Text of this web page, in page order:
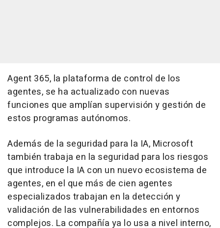
Agent 365, la plataforma de control de los
agentes, se ha actualizado con nuevas
funciones que amplían supervisión y gestión de
estos programas autónomos.
Además de la seguridad para la IA, Microsoft
también trabaja en la seguridad para los riesgos
que introduce la IA con un nuevo ecosistema de
agentes, en el que más de cien agentes
especializados trabajan en la detección y
validación de las vulnerabilidades en entornos
complejos. La compañía ya lo usa a nivel interno,